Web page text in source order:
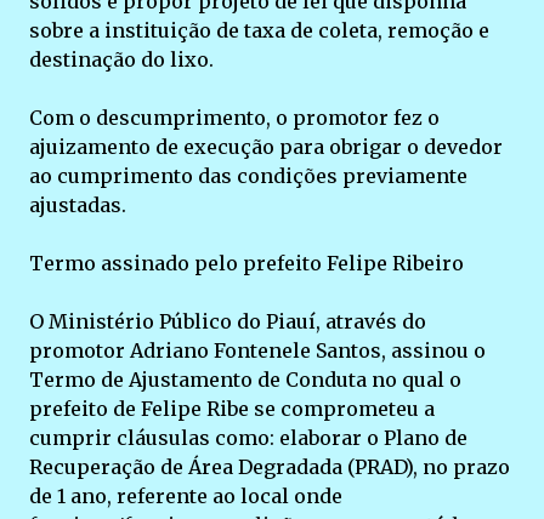
sobre a instituição de taxa de coleta, remoção e
destinação do lixo.
Com o descumprimento, o promotor fez o
ajuizamento de execução para obrigar o devedor
ao cumprimento das condições previamente
ajustadas.
Termo assinado pelo prefeito Felipe Ribeiro
O Ministério Público do Piauí, através do
promotor Adriano Fontenele Santos, assinou o
Termo de Ajustamento de Conduta no qual o
prefeito de Felipe Ribe se comprometeu a
cumprir cláusulas como: elaborar o Plano de
Recuperação de Área Degradada (PRAD), no prazo
de 1 ano, referente ao local onde